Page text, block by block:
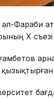
әл-Фараби
Х съезі